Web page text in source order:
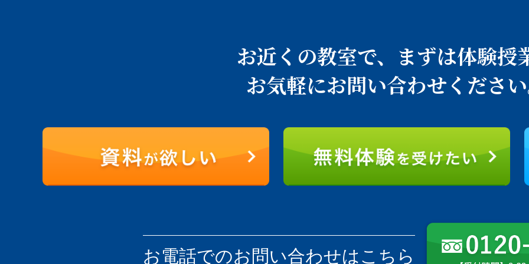
お近くの教室で、 まずは体験授
お気軽にお問い合わせくださ
お電話でのお問い合わせはこちら